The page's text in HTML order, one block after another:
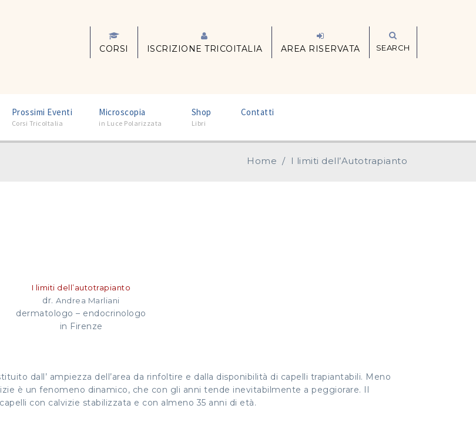
CORSI ISCRIZIONE TRICOITALIA AREA RISERVATA SEARCH
Prossimi Eventi
Corsi TricoItalia
Microscopia
in Luce Polarizzata
Shop
Libri
Contatti
Home / I limiti dell’Autotrapianto
I limiti dell’autotrapianto
dr.Andrea Marliani
dermatologo – endocrinologo
in Firenze
dall’ ampiezza dell’area da rinfoltire e dalla disponibilità di capelli trapiantabili. Meno
è un fenomeno dinamico, che con gli anni tende inevitabilmente a peggiorare. Il
con calvizie stabilizzata e con almeno 35 anni di età.